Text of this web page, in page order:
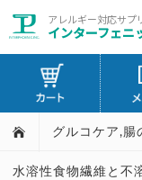
アレルギー対応サプ
インターフェニ
グルコケア , 腸
水溶性食物繊維と不